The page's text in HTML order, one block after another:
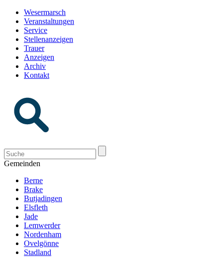
Wesermarsch
Veranstaltungen
Service
Stellenanzeigen
Trauer
Anzeigen
Archiv
Kontakt
Gemeinden
Berne
Brake
Butjadingen
Elsfleth
Jade
Lemwerder
Nordenham
Ovelgönne
Stadland